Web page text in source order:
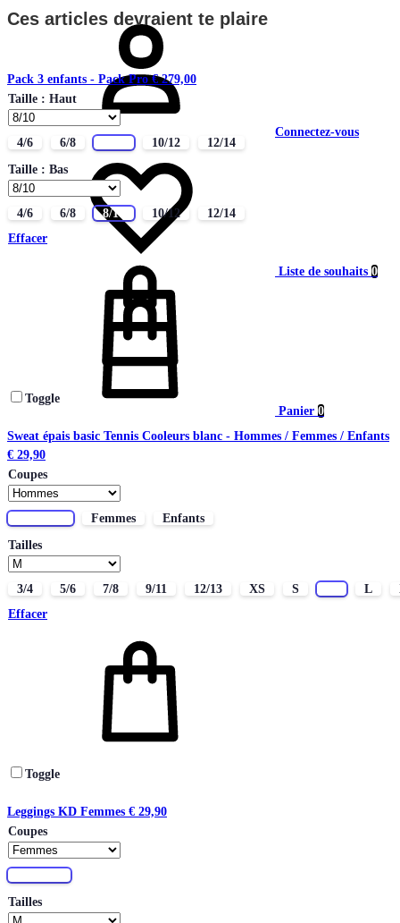
Connectez-vous
Liste de souhaits 0
Panier 0
Ces articles devraient te plaire
Pack 3 enfants - Pack Pro€279,00
Taille : Haut
4/6 6/8 10/12
12/14
Taille : Bas
4/6 6/8 8/10 10/12
12/14
Effacer
Toggle
Sweat épais basic Tennis Cooleurs blanc - Hommes / Femmes / Enfants
€ 29,90
Coupes
Femmes
Enfants
Tailles
3/4 5/6 7/8 9/11 12/13 XS S L
Effacer
Toggle
Leggings KD Femmes € 29,90
Coupes
Tailles